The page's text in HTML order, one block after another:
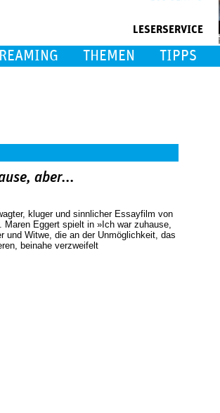
LESERSERVICE
THEMEN TIPPS
aber...
kluger und sinnlicher Essayfilm von
Maren Eggert spielt in »Ich war zuhause,
und Witwe, die an der Unmöglichkeit, das
beinahe verzweifelt